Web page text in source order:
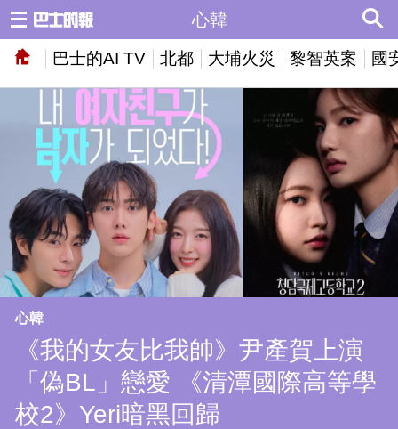
巴士的AI TV 北都 大埔火災 黎智英案 國
心韓
心韓
《我的女友比我帥》尹產賀上演
「偽BL」戀愛 《清潭國際高等學
校2》Yeri暗黑回歸